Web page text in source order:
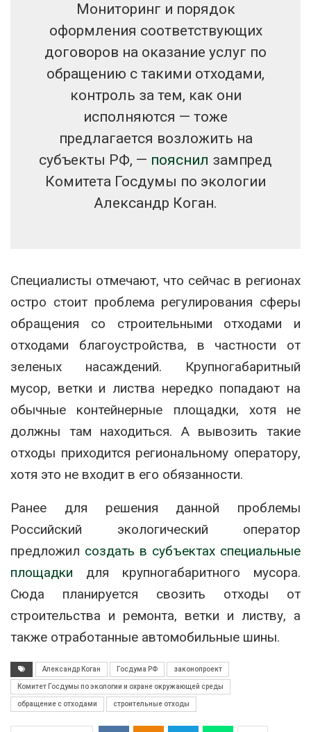
Мониторинг и порядок
оформления соответствующих
договоров на оказание услуг по
обращению с такими отходами,
контроль за тем, как они
исполняются — тоже
предлагается возложить на
субъекты РФ, — пояснил зампред
Комитета Госдумы по экологии
Александр Коган.
Специалисты отмечают, что сейчас в регионах
остро стоит проблема регулирования сферы
обращения со строительными отходами и
отходами благоустройства, в частности от
зеленых насаждений. Крупногабаритный
мусор, ветки и листва нередко попадают на
обычные контейнерные площадки, хотя не
должны там находиться. А вывозить такие
отходы приходится региональному оператору,
хотя это не входит в его обязанности.
Ранее для решения данной проблемы
Российский экологический оператор
предложил создать в субъектах специальные
площадки для крупногабаритного мусора.
Сюда планируется свозить отходы от
строительства и ремонта, ветки и листву, а
также отработанные автомобильные шины.
Александр Коган Госдума РФ законопроект
Комитет Госдумы по экологии и охране окружающей среды
обращение с отходами строительные отходы